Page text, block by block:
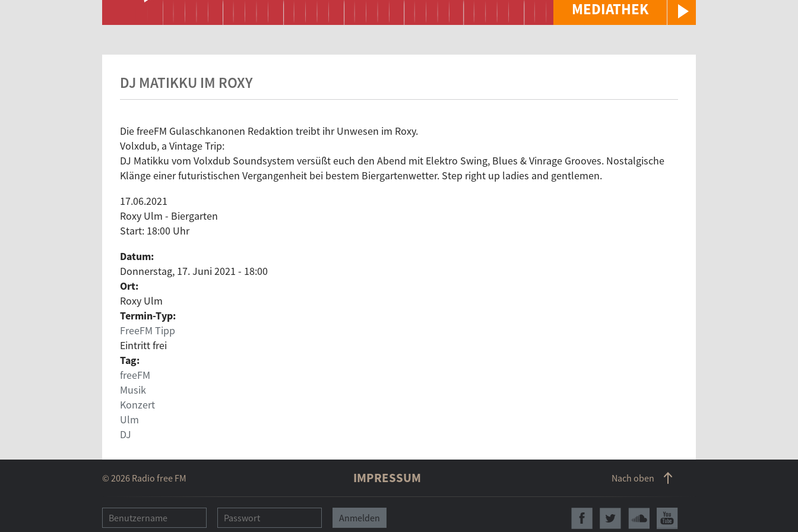
MEDIATHEK
DJ MATIKKU IM ROXY
Die freeFM Gulaschkanonen Redaktion treibt ihr Unwesen im Roxy.
Volxdub, a Vintage Trip:
DJ Matikku vom Volxdub Soundsystem versüßt euch den Abend mit Elektro Swing, Blues & Vinrage Grooves. Nostalgische
Klänge einer futuristischen Vergangenheit bei bestem Biergartenwetter. Step right up ladies and gentlemen.
17.06.2021
Roxy Ulm - Biergarten
Start: 18:00 Uhr
Datum:
Donnerstag, 17. Juni 2021 - 18:00
Ort:
Roxy Ulm
Termin-Typ:
FreeFM Tipp
Eintritt frei
Tag:
freeFM
Musik
Konzert
Ulm
DJ
© 2026 Radio free FM IMPRESSUM Nach oben